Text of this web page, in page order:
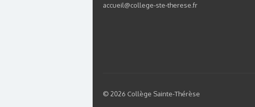
accueil@college-ste-therese.fr
© 2026 Collège Sainte-Thérèse